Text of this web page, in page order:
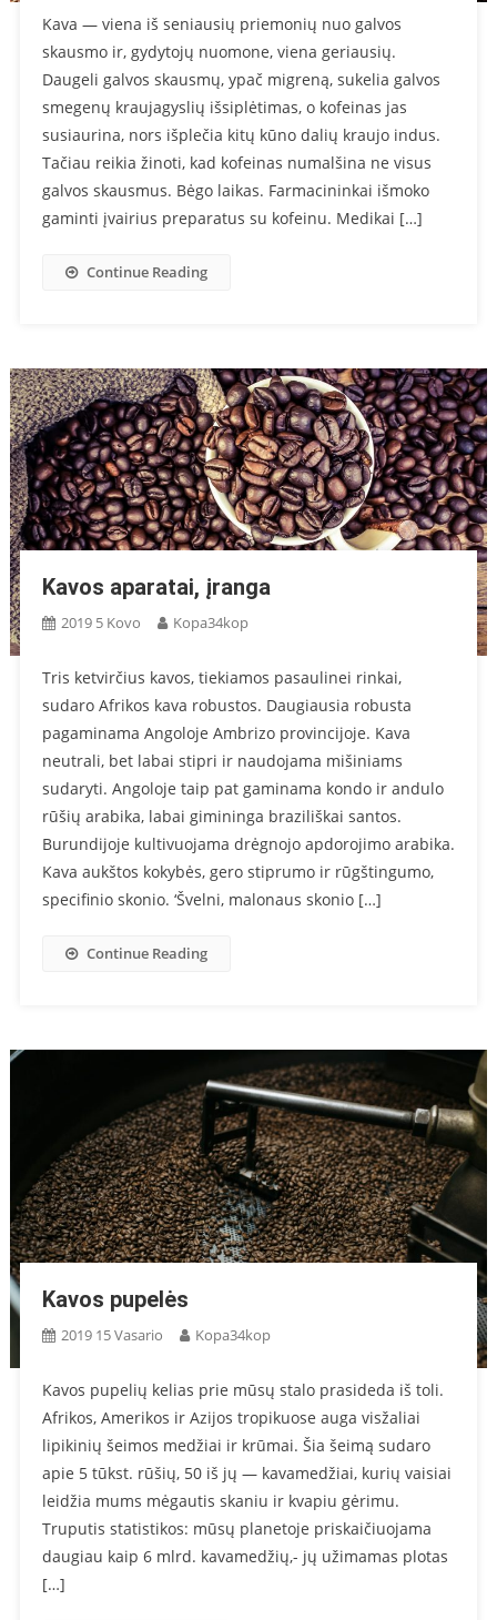
Kava — viena iš seniausių priemonių nuo galvos
skausmo ir, gydytojų nuomone, viena geriausių.
Daugeli galvos skausmų, ypač migreną, sukelia galvos
smegenų kraujagyslių išsiplėtimas, o kofeinas jas
susiaurina, nors išplečia kitų kūno dalių kraujo indus.
Tačiau reikia žinoti, kad kofeinas numalšina ne visus
galvos skausmus. Bėgo laikas. Farmacininkai išmoko
gaminti įvairius preparatus su kofeinu. Medikai […]
Continue Reading
Kavos aparatai, įranga
2019 5 Kovo Kopa34kop
Tris ketvirčius kavos, tiekiamos pasaulinei rinkai,
sudaro Afrikos kava robustos. Daugiausia robusta
pagaminama Angoloje Ambrizo provincijoje. Kava
neutrali, bet labai stipri ir naudojama mišiniams
sudaryti. Angoloje taip pat gaminama kondo ir andulo
rūšių arabika, labai gimininga braziliškai santos.
Burundijoje kultivuojama drėgnojo apdorojimo arabika.
Kava aukštos kokybės, gero stiprumo ir rūgštingumo,
specifinio skonio. ‘Švelni, malonaus skonio […]
Continue Reading
Kavos pupelės
2019 15 Vasario Kopa34kop
Kavos pupelių kelias prie mūsų stalo prasideda iš toli.
Afrikos, Amerikos ir Azijos tropikuose auga visžaliai
lipikinių šeimos medžiai ir krūmai. Šia šeimą sudaro
apie 5 tūkst. rūšių, 50 iš jų — kavamedžiai, kurių vaisiai
leidžia mums mėgautis skaniu ir kvapiu gėrimu.
Truputis statistikos: mūsų planetoje priskaičiuojama
daugiau kaip 6 mlrd. kavamedžių,- jų užimamas plotas
[…]